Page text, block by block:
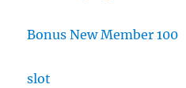
Bonus New Member 100
slot